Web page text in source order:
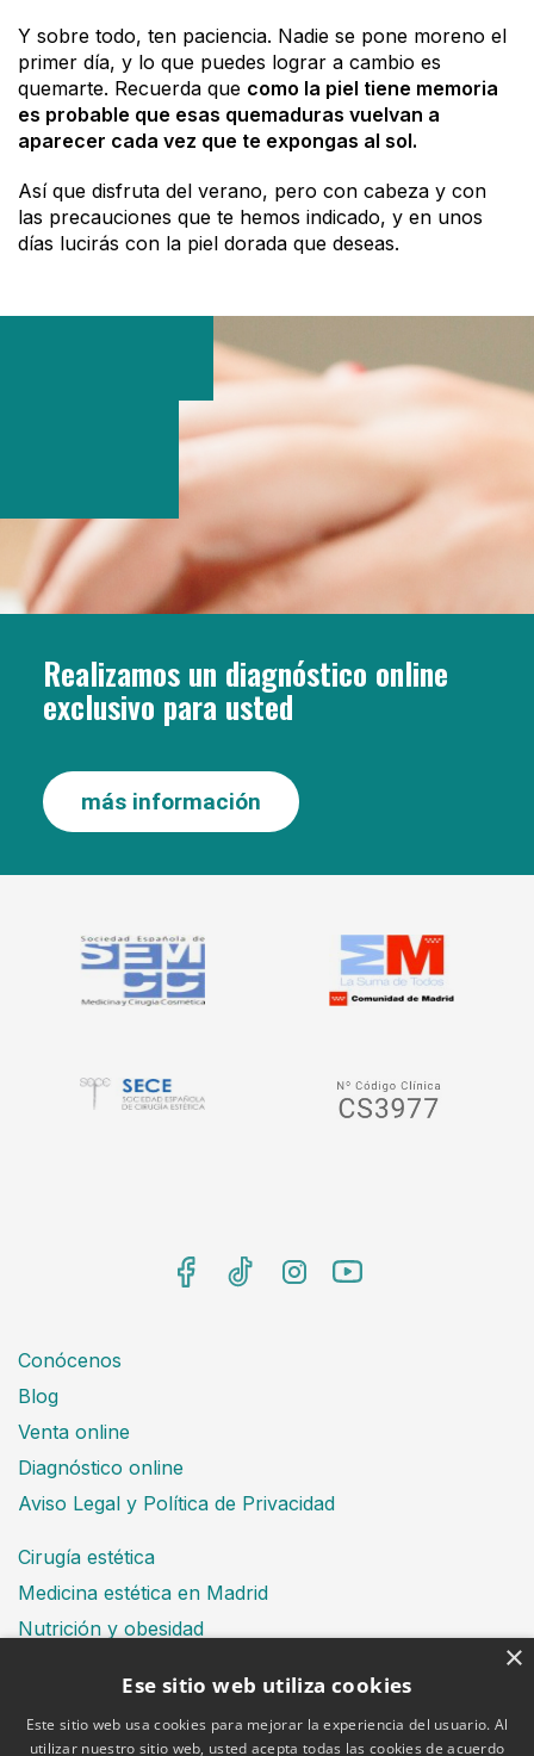
Y sobre todo, ten paciencia. Nadie se pone moreno el
primer día, y lo que puedes lograr a cambio es
quemarte. Recuerda que como la piel tiene memoria
es probable que esas quemaduras vuelvan a
aparecer cada vez que te expongas al sol.
Así que disfruta del verano, pero con cabeza y con
las precauciones que te hemos indicado, y en unos
días lucirás con la piel dorada que deseas.
Realizamos un diagnóstico online
exclusivo para usted
más información
Conócenos
Blog
Venta online
Diagnóstico online
Aviso Legal y Política de Privacidad
Cirugía estética
Medicina estética en Madrid
Nutrición y obesidad
Financiación
×
Ese sitio web utiliza cookies
Este sitio web usa cookies para mejorar la experiencia del usuario. Al
utilizar nuestro sitio web, usted acepta todas las cookies de acuerdo